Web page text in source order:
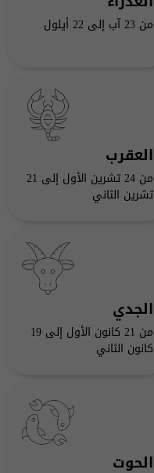
من 23 آب إلى 22 أيلول
العقرب
من 24 تشرين الأول إلى 21
تشرين الثاني
الجدي
من 21 كانون الأول إلى 19
كانون الثاني
الحوت